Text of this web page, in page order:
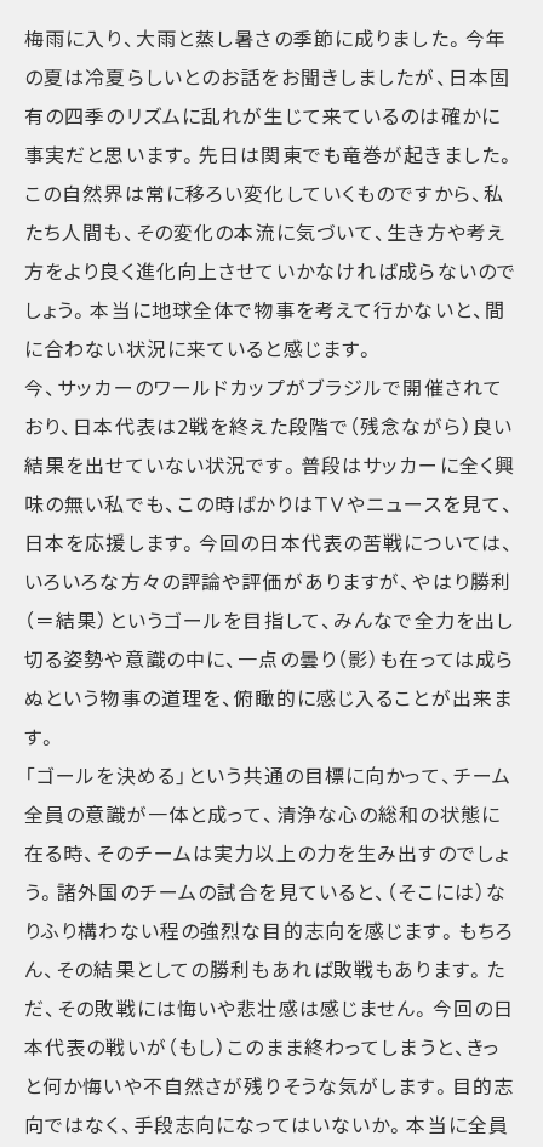
梅雨に入り、大雨と蒸し暑さの季節に成りました。今年
の夏は冷夏らしいとのお話をお聞きしましたが、日本固
有の四季のリズムに乱れが生じて来ているのは確かに
事実だと思います。先日は関東でも竜巻が起きました。
この自然界は常に移ろい変化していくものですから、私
たち人間も、その変化の本流に気づいて、生き方や考え
方をより良く進化向上させていかなければ成らないので
しょう。本当に地球全体で物事を考えて行かないと、間
に合わない状況に来ていると感じます。
今、サッカーのワールドカップがブラジルで開催されて
おり、日本代表は2戦を終えた段階で（残念ながら）良い
結果を出せていない状況です。普段はサッカーに全く興
味の無い私でも、この時ばかりはＴＶやニュースを見て、
日本を応援します。今回の日本代表の苦戦については、
いろいろな方々の評論や評価がありますが、やはり勝利
（＝結果）というゴールを目指して、みんなで全力を出し
切る姿勢や意識の中に、一点の曇り（影）も在っては成ら
ぬという物事の道理を、俯瞰的に感じ入ることが出来ま
す。
「ゴールを決める」という共通の目標に向かって、チーム
全員の意識が一体と成って、清浄な心の総和の状態に
在る時、そのチームは実力以上の力を生み出すのでしょ
う。諸外国のチームの試合を見ていると、（そこには）な
りふり構わない程の強烈な目的志向を感じます。もちろ
ん、その結果としての勝利もあれば敗戦もあります。た
だ、その敗戦には悔いや悲壮感は感じません。今回の日
本代表の戦いが（もし）このまま終わってしまうと、きっ
と何か悔いや不自然さが残りそうな気がします。目的志
向ではなく、手段志向になってはいないか。本当に全員